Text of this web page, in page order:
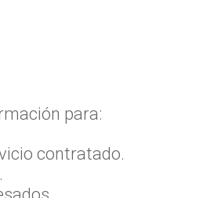
para:
contratado.